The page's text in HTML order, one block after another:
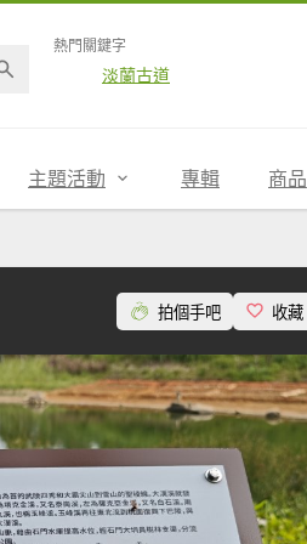
熱門關鍵字
淡蘭古道
主題活動 專輯 商品
拍個手吧 收藏